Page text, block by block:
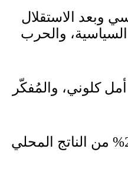
الحكم الفرنسي وبعد الاستقلال
السياسية، والحرب
أمل كلوني، والمُفكّر
لكنّ كثيرين ظلّوا مرتبطين بوطنهم: عام 2023، أرسل المغتربون نحو 6 مليارات دولار كتحويلات مالية، أي ما يعادل 27,5% من الناتج المحلي